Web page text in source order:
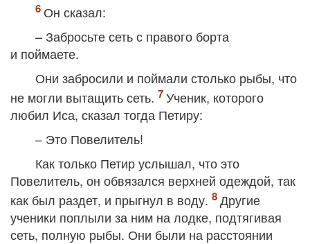
Он сказал:
– Забросьте сеть с правого борта
и поймаете.
Они забросили и поймали столько рыбы, что
не могли вытащить сеть.
Ученик, которого
любил Иса, сказал тогда Петиру:
– Это Повелитель!
Как только Петир услышал, что это
Повелитель, он обвязался верхней одеждой, так
как был раздет, и прыгнул в воду.
Другие
ученики поплыли за ним на лодке, подтягивая
сеть, полную рыбы. Они были на расстоянии